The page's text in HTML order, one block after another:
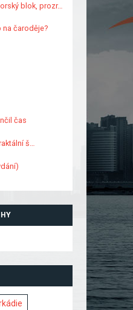
blok, prozr…
na čaroděje?
čas
š…